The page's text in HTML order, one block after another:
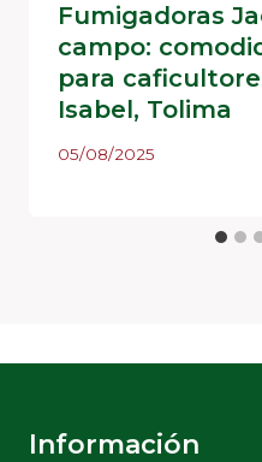
Fumigadoras
campo:
para
Isabel, Tolima
05/08/2025
Información